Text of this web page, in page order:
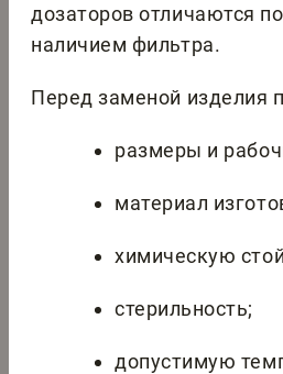
дозаторов отличаются
наличием фильтра.
Перед заменой изделия
размеры и
материал
химическую
стерильность;
допустимую